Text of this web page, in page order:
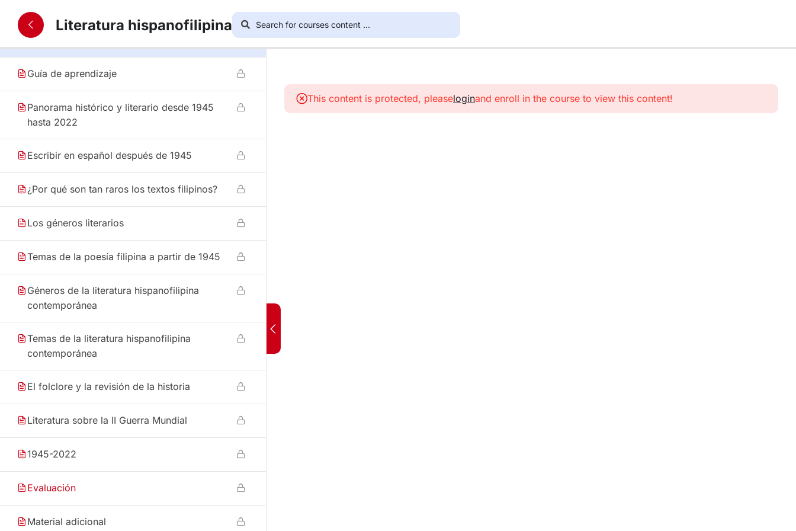
4. Literatura hispanofilipina actual,
1945-2022
13
Guía de aprendizaje
Panorama histórico y literario desde 1945
hasta 2022
Escribir en español después de 1945
¿Por qué son tan raros los textos filipinos?
Los géneros literarios
Temas de la poesía filipina a partir de 1945
Géneros de la literatura hispanofilipina
contemporánea
Temas de la literatura hispanofilipina
contemporánea
El folclore y la revisión de la historia
Literatura sobre la II Guerra Mundial
1945-2022
Evaluación
Material adicional
Literatura hispanofilipina
This content is protected, pleaseloginand enroll in the course to view this content!